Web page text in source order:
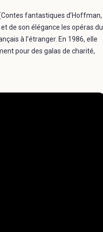
fantastiques d’Hoffman,
de son élégance les opéras du
à l’étranger. En 1986, elle
pour des galas de charité,